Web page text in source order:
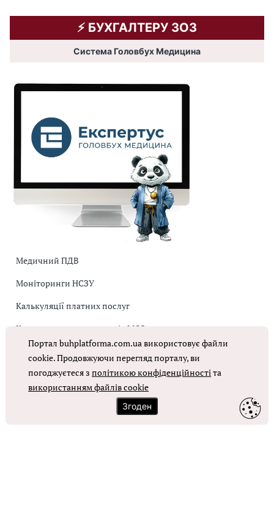
⚡️ БУХГАЛТЕРУ ЗОЗ
Система Головбух Медицина
Медичний ПДВ
Моніторинги НСЗУ
Калькуляції платних послуг
Коригувальна накладна від МОЗ
Оплата праці в КНП
ОТРИМАТИ ДОСТУП
Портал buhplatforma.com.ua використовує файли
cookie. Продовжуючи перегляд порталу, ви
погоджуєтеся зполітикою конфіденційностіта
використанням файлів cookie
Згоден